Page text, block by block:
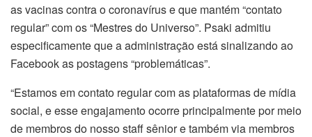
as vacinas contra o coronavírus e que mantém “contato
regular” com os “Mestres do Universo”. Psaki admitiu
especificamente que a administração está sinalizando ao
Facebook as postagens “problemáticas”.
“Estamos em contato regular com as plataformas de mídia
social, e esse engajamento ocorre principalmente por meio
de membros do nosso staff sênior e também via membros